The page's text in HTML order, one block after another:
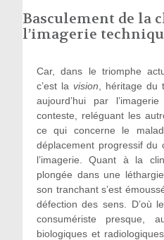
Basculement de la
l’imagerie
Car, dans le triomphe
c’est la vision , héritage du
aujourd’hui par
conteste, reléguant les
ce qui concerne le
déplacement progressif du
l’imagerie. Quant à la
plongée dans une
son tranchant s’est
défection des sens. D’où
consumériste presque,
biologiques et